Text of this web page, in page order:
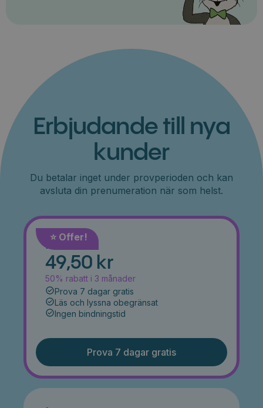
Erbjudande till nya
kunder
Du betalar inget under provperioden och kan
avsluta din prenumeration när som helst.
⭐️ Offer!
Månad
49,50 kr
50% rabatt i 3 månader
Prova 7 dagar gratis
Läs och lyssna obegränsat
Ingen bindningstid
Prova 7 dagar gratis